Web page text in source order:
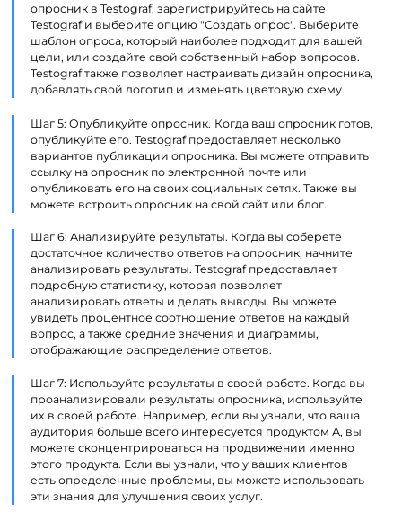
опросник в Testograf, зарегистрируйтесь на сайте
Testograf и выберите опцию "Создать опрос". Выберите
шаблон опроса, который наиболее подходит для вашей
цели, или создайте свой собственный набор вопросов.
Testograf также позволяет настраивать дизайн опросника,
добавлять свой логотип и изменять цветовую схему.
Шаг 5: Опубликуйте опросник. Когда ваш опросник готов,
опубликуйте его. Testograf предоставляет несколько
вариантов публикации опросника. Вы можете отправить
ссылку на опросник по электронной почте или
опубликовать его на своих социальных сетях. Также вы
можете встроить опросник на свой сайт или блог.
Шаг 6: Анализируйте результаты. Когда вы соберете
достаточное количество ответов на опросник, начните
анализировать результаты. Testograf предоставляет
подробную статистику, которая позволяет
анализировать ответы и делать выводы. Вы можете
увидеть процентное соотношение ответов на каждый
вопрос, а также средние значения и диаграммы,
отображающие распределение ответов.
Шаг 7: Используйте результаты в своей работе. Когда вы
проанализировали результаты опросника, используйте
их в своей работе. Например, если вы узнали, что ваша
аудитория больше всего интересуется продуктом А, вы
можете сконцентрироваться на продвижении именно
этого продукта. Если вы узнали, что у ваших клиентов
есть определенные проблемы, вы можете использовать
эти знания для улучшения своих услуг.